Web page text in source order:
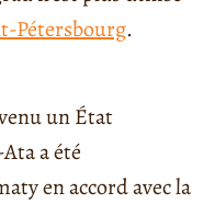
Pétersbourg.
un État
a été
en accord avec la